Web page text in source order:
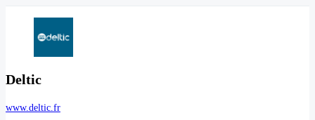
Deltic
www.deltic.fr